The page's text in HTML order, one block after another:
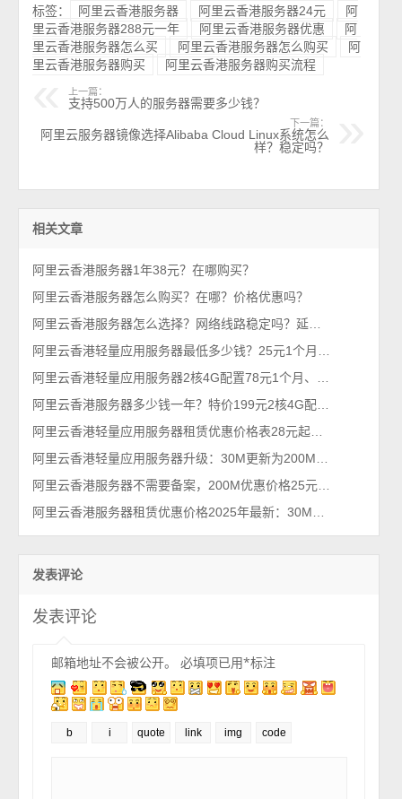
标签： 阿里云香港服务器 阿里云香港服务器24元
阿
里云香港服务器288元一年
阿里云香港服务器优惠
阿
里云香港服务器怎么买
阿里云香港服务器怎么购买
阿
里云香港服务器购买
阿里云香港服务器购买流程
上一篇：
支持500万人的服务器需要多少钱？
下一篇：
阿里云服务器镜像选择Alibaba Cloud Linux系统怎么
样？稳定吗？
相关文章
阿里云香港服务器1年38元？在哪购买？
阿里云香港服务器怎么购买？在哪？价格优惠吗？
发表评论
发表评论
邮箱地址不会被公开。 必填项已用*标注